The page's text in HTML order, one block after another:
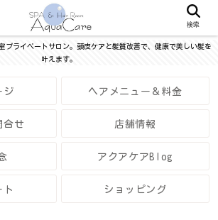
プライベートサロン。頭皮ケアと髪質改善で、健康で美しい髪を
叶えます。
ジ ヘアメニュー＆料金
合せ 店舗情報
アクアケアBlog
ト ショッピング
検索